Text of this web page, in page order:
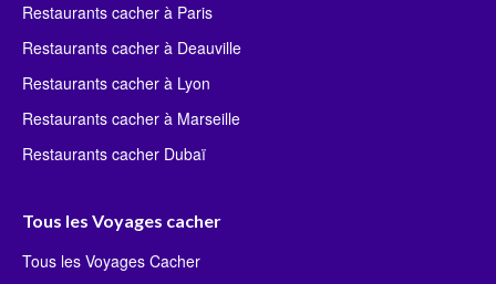
Restaurants cacher à Paris
Restaurants cacher à Deauville
Restaurants cacher à Lyon
Restaurants cacher à Marseille
Restaurants cacher Dubaï
Tous les Voyages cacher
Tous les Voyages Cacher